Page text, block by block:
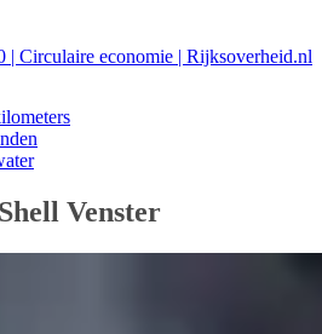
| Circulaire economie | Rijksoverheid.nl
Venster